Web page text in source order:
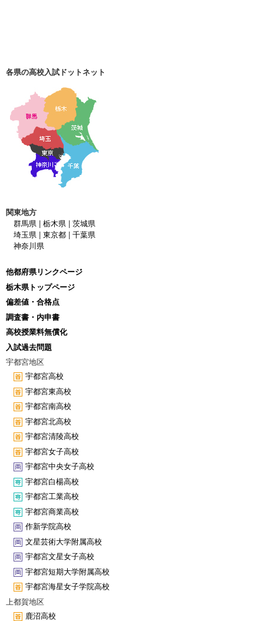
各県の高校入試ドットネット
関東地方
群馬県 | 栃木県 | 茨城県
埼玉県 | 東京都 | 千葉県
神奈川県
他都府県リンクページ
栃木県トップページ
偏差値・合格点
調査書・内申書
高校授業料無償化
入試過去問題
宇都宮地区
宇都宮高校
宇都宮東高校
宇都宮南高校
宇都宮北高校
宇都宮清陵高校
宇都宮女子高校
宇都宮中央女子高校
宇都宮白楊高校
宇都宮工業高校
宇都宮商業高校
作新学院高校
文星芸術大学附属高校
宇都宮文星女子高校
宇都宮短期大学附属高校
宇都宮海星女子学院高校
上都賀地区
鹿沼高校